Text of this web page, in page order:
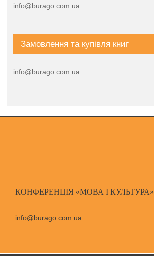
info@burago.com.ua
Замовлення та купівля книг
info@burago.com.ua
КОНФЕРЕНЦІЯ «МОВА І КУЛЬТУРА»
info@burago.com.ua